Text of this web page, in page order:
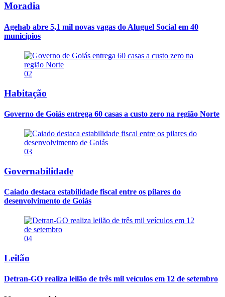
Moradia
Agehab abre 5,1 mil novas vagas do Aluguel Social em 40
municípios
02
Habitação
Governo de Goiás entrega 60 casas a custo zero na região Norte
03
Governabilidade
Caiado destaca estabilidade fiscal entre os pilares do
desenvolvimento de Goiás
04
Leilão
Detran-GO realiza leilão de três mil veículos em 12 de setembro